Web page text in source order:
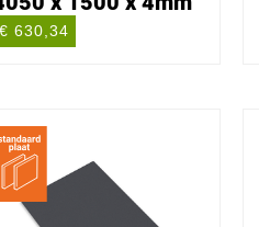
€ 630,34